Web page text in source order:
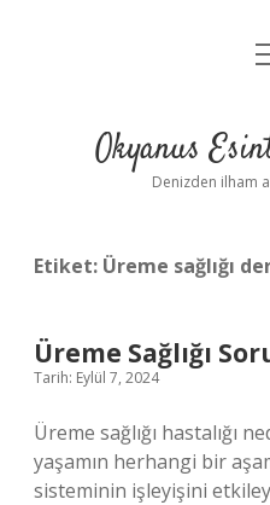
Okyanus
Denizden ilham
Etiket: Üreme sağlığı
Üreme Sağlığı
Tarih: Eylül 7, 2024
Üreme sağlığı hastalığı
yaşamın herhangi bir
sisteminin işleyişini